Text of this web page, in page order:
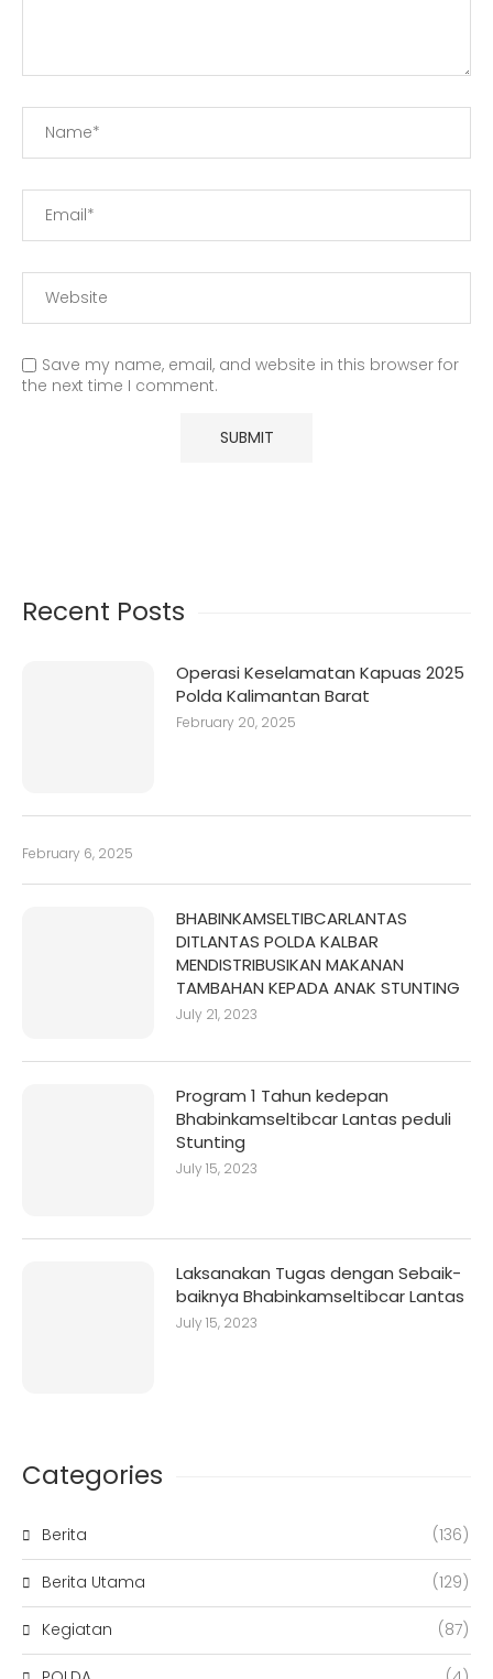
Save my name, email, and website in this browser for
the next time I comment.
Recent Posts
Operasi Keselamatan Kapuas 2025
Polda Kalimantan Barat
February 20, 2025
February 6, 2025
BHABINKAMSELTIBCARLANTAS
DITLANTAS POLDA KALBAR
MENDISTRIBUSIKAN MAKANAN
TAMBAHAN KEPADA ANAK STUNTING
July 21, 2023
Program 1 Tahun kedepan
Bhabinkamseltibcar Lantas peduli
Stunting
July 15, 2023
Laksanakan Tugas dengan Sebaik-
baiknya Bhabinkamseltibcar Lantas
July 15, 2023
Categories
Berita (136)
Berita Utama (129)
Kegiatan (87)